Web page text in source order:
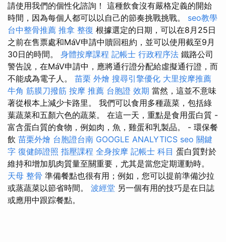
請使用我們的個性化諮詢！ 這種飲食沒有嚴格定義的開始
時間，因為每個人都可以以自己的節奏挑戰挑戰。 seo教學
台中整骨推薦 推拿 整復 根據選定的日期，可以在8月25日
之前在售票處和MáV申請中贖回租約，並可以使用截至9月
30日的時間。 身體按摩課程 記帳士 行政程序法 鐵路公司
警告說，在MáV申請中，應將通行證分配給虛擬通行證，而
不能成為電子人。 苗栗 外燴 搜尋引擎優化 大里按摩推薦
牛角 筋膜刀撥筋 按摩 推薦 台胞證 效期 當然，這並不意味
著從根本上減少卡路里。 我們可以食用多種蔬菜，包括綠
葉蔬菜和五顏六色的蔬菜。 在這一天，重點是食用蛋白質 -
富含蛋白質的食物，例如肉，魚，雞蛋和乳製品。 - 環保餐
飲 苗栗外燴 台胞證台南 GOOGLE ANALYTICS seo 關鍵
字 復健師證照 指壓課程 全身按摩 記帳士 科目 蛋白質對於
維持和增加肌肉質量至關重要，尤其是當您定期運動時。
天母 整骨 準備餐點也很有用；例如，您可以提前準備沙拉
或蒸蔬菜以節省時間。 波經堂 另一個有用的技巧是在日誌
或應用中跟踪餐點。